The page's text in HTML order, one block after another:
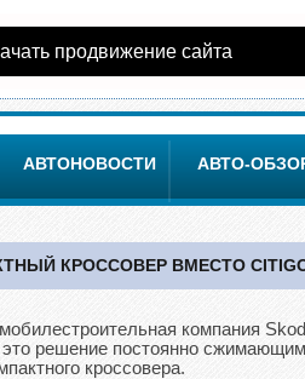
продвижение сайта
АВТОНОВОСТИ АВТО-
КРОССОВЕР ВМЕСТО
компания
решение постоянно
кроссовера.